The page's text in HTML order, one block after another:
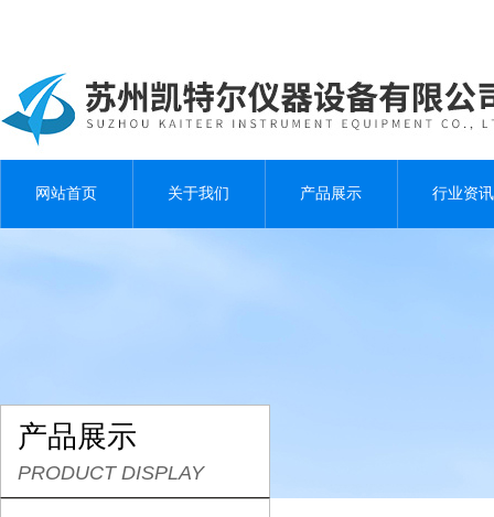
网站首页 关于我们 产品展示 行业资讯
产品展示
PRODUCT DISPLAY